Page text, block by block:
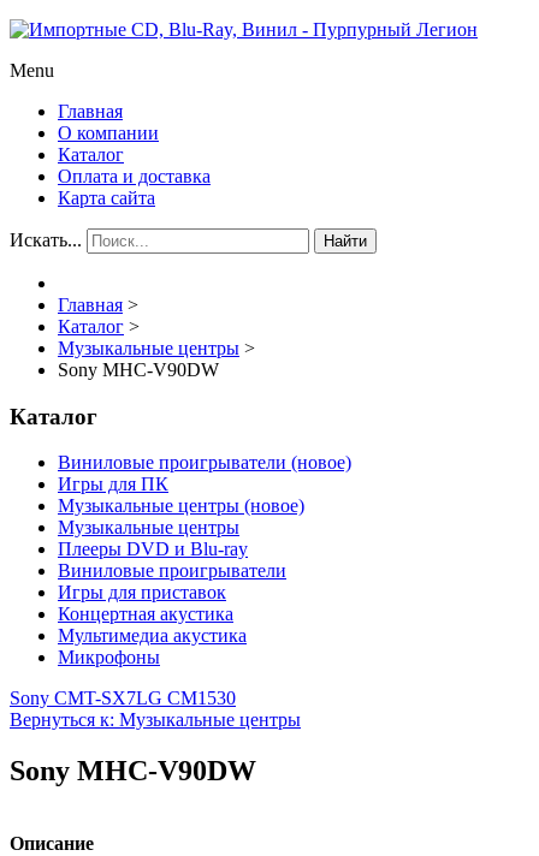
Menu
Главная
О компании
Каталог
Оплата и доставка
Карта сайта
Искать... Найти
Главная >
Каталог >
Музыкальные центры >
Sony MHC-V90DW
Каталог
Виниловые проигрыватели (новое)
Игры для ПК
Музыкальные центры (новое)
Музыкальные центры
Плееры DVD и Blu-ray
Виниловые проигрыватели
Игры для приставок
Концертная акустика
Мультимедиа акустика
Микрофоны
Sony CMT-SX7LG CM1530
Вернуться к: Музыкальные центры
Sony MHC-V90DW
Описание